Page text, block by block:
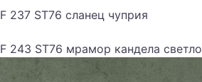
F 237 ST76 сланец чуприя
F 243 ST76 мрамор кандела